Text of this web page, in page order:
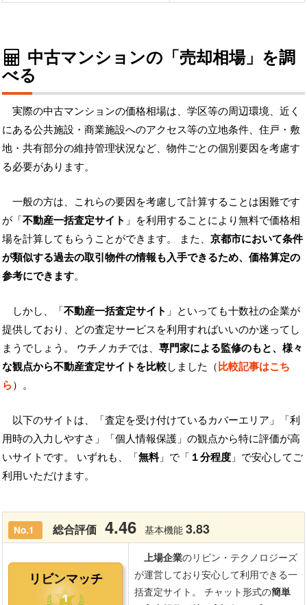
中古マンションの「売却相場」を調
べる
実際の中古マンションの価格相場は、学区等の周辺環境、近く
にある公共施設・商業施設へのアクセス等の立地条件、住戸・敷
地・共有部分の維持管理状況など、物件ごとの個別要因を考慮す
る必要があります。
一般の方は、これらの要因を考慮して計算することは困難です
が「不動産一括査定サイト 」を利用することにより無料で価格相
場を計算してもらうことができます。 また、 京都市において条件
が類似する過去の取引物件の情報も入手できるため、価格算定の
参考にできます。
しかし、「不動産一括査定サイト 」といっても十数社の企業が
提供しており、どの査定サービスを利用すればいいのか迷ってし
まうでしょう。 ウチノカチでは、 専門家による監修のもと、様々
な観点から不動産査定サイトを比較しました（比較記事はこち
ら）。
以下のサイトは、「査定を受け付けているカバーエリア」「利
用時の入力しやすさ」「個人情報保護」の観点から特に評価が高
いサイトです。 いずれも、「無料」で「 １分程度 」で安心してご
利用いただけます。